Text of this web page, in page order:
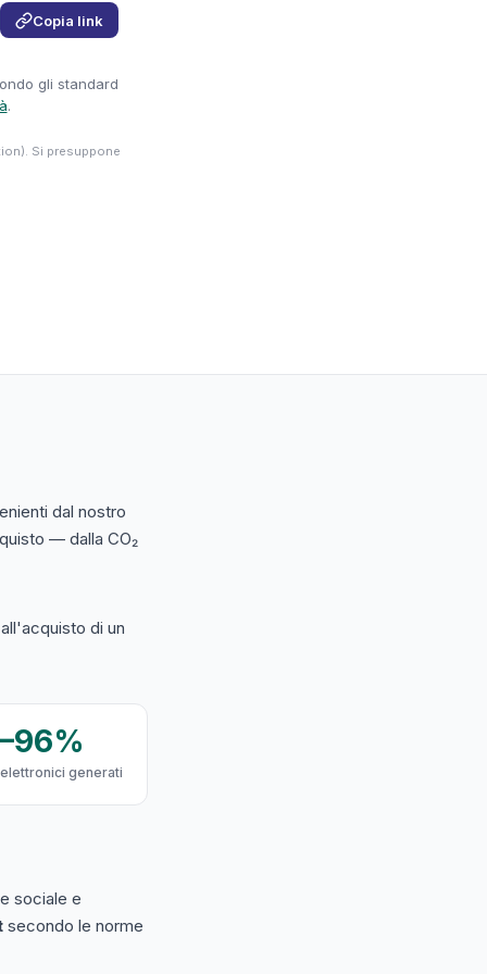
Copia link
gli standard
.
Si presuppone
dal nostro
— dalla CO₂
di un
generati
sociale e
secondo le norme